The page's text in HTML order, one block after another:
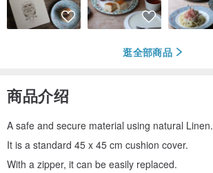
逛全部商品
商品介绍
A safe and secure material using natural Linen.
It is a standard 45 x 45 cm cushion cover.
With a zipper, it can be easily replaced.